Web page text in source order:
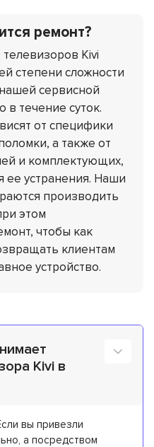
ремонт?
Kivi
степени сложности
сервисной
в течение суток.
от специфики
а также от
и комплектующих,
ее устранения. Наши
производить
этом
чтобы как
клиентам
устройство.
Kivi в
вы привезли
а посредством